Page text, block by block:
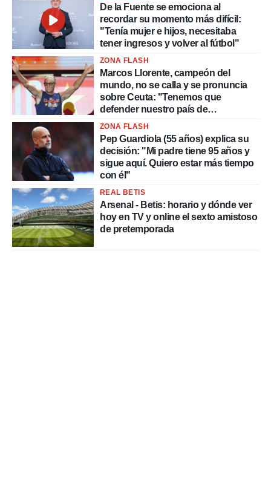
De la Fuente se emociona al
recordar su momento más difícil:
"Tenía mujer e hijos, necesitaba
tener ingresos y volver al fútbol"
ZONA FLASH
Marcos Llorente, campeón del
mundo, no se calla y se pronuncia
sobre Ceuta: "Tenemos que
defender nuestro país de
delincuentes"
ZONA FLASH
Pep Guardiola (55 años) explica su
decisión: "Mi padre tiene 95 años y
sigue aquí. Quiero estar más tiempo
con él"
REAL BETIS
Arsenal - Betis: horario y dónde ver
hoy en TV y online el sexto amistoso
de pretemporada